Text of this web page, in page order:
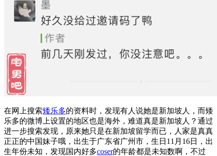
在网上搜索矮乐多的资料时，发现有人说她是新加坡人，而矮
乐多的微博上设置的地区也是海外，难道真是新加坡人？通过
进一步搜索发现，原来她只是在新加坡留学而已，人家是真真
正正的中国妹子哦，出生于广东省广州市，生日11月16日，出
生年份未知，发现国内好多coser的年龄都是未知数啊，不过